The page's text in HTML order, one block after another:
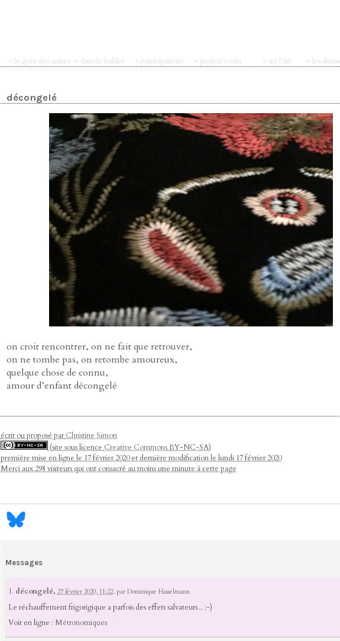
< le goût des autres < dans le hublot < participations < project room < sur l’art < les
décongelé
on croit rencontrer, on ne fait que retrouver,
on ne tombe pas, on retombe amoureux,
quelque chose de connu,
amour d’enfant décongelé
écrit ou proposé parChristine Simon
(site sous licence Creative CommonsBY-NC-SA)
première mise en ligne le 17 février 2020 et dernière modification le lundi 17 février 2020
Merci aux 298 visiteurs qui ont consacré au moins une minute à cette page
Messages
1. décongelé, 27 février 2020, 11:22, par Dominique Hasselmann
Le réchauffement frigorigique a parfois des effets salvateurs... ;-)
Voir en ligne : Métronomiques